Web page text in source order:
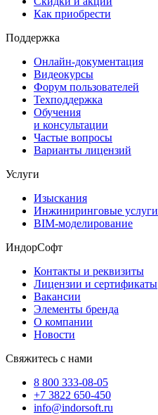
Как приобрести
Поддержка
Онлайн-документация
Видеокурсы
Форум пользователей
Техподдержка
Обучения
и консультации
Частые вопросы
Варианты лицензий
Услуги
Изыскания
Инжиниринговые услуги
BIM-моделирование
ИндорСофт
Контакты и реквизиты
Лицензии и сертификаты
Вакансии
Элементы бренда
О компании
Новости
Свяжитесь с нами
8 800 333-08-05
+7 3822 650-450
info@indorsoft.ru